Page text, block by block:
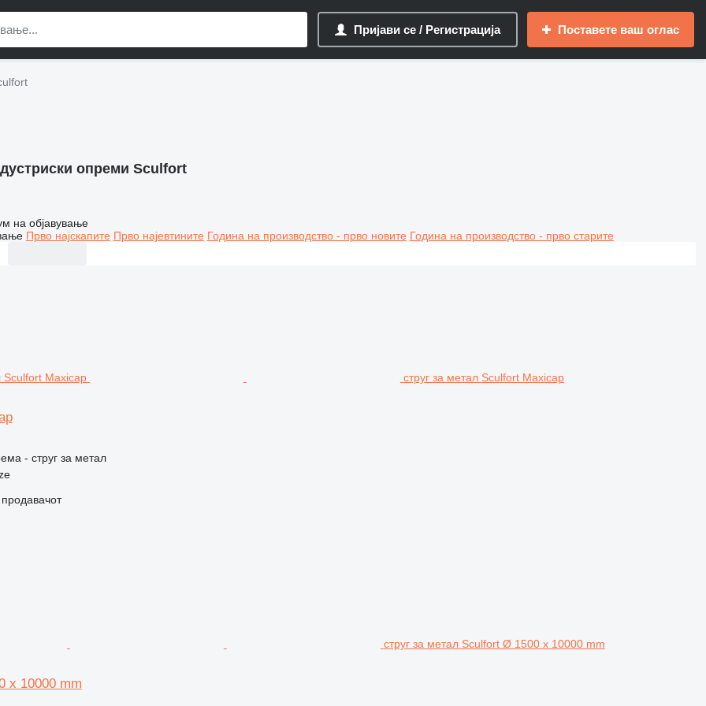
Пријави се / Регистрација Поставете ваш оглас
опреми Sculfort
на објавување
Прво најскапите Прво најевтините Година на производство - прво новите Година на производство - прво старите
струг за метал Sculfort Maxicap
- струг за метал
продавачот
струг за метал Sculfort Ø 1500 x 10000 mm
x 10000 mm